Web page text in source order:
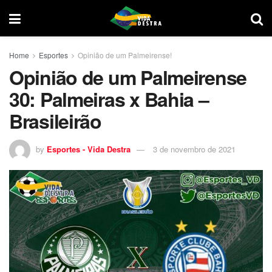
Home Esportes Opinião de um Palmeirense!
Opinião de um Palmeirense
30: Palmeiras x Bahia –
Brasileirão
by Esportes - Vida Destra 3 de novembro de 2021